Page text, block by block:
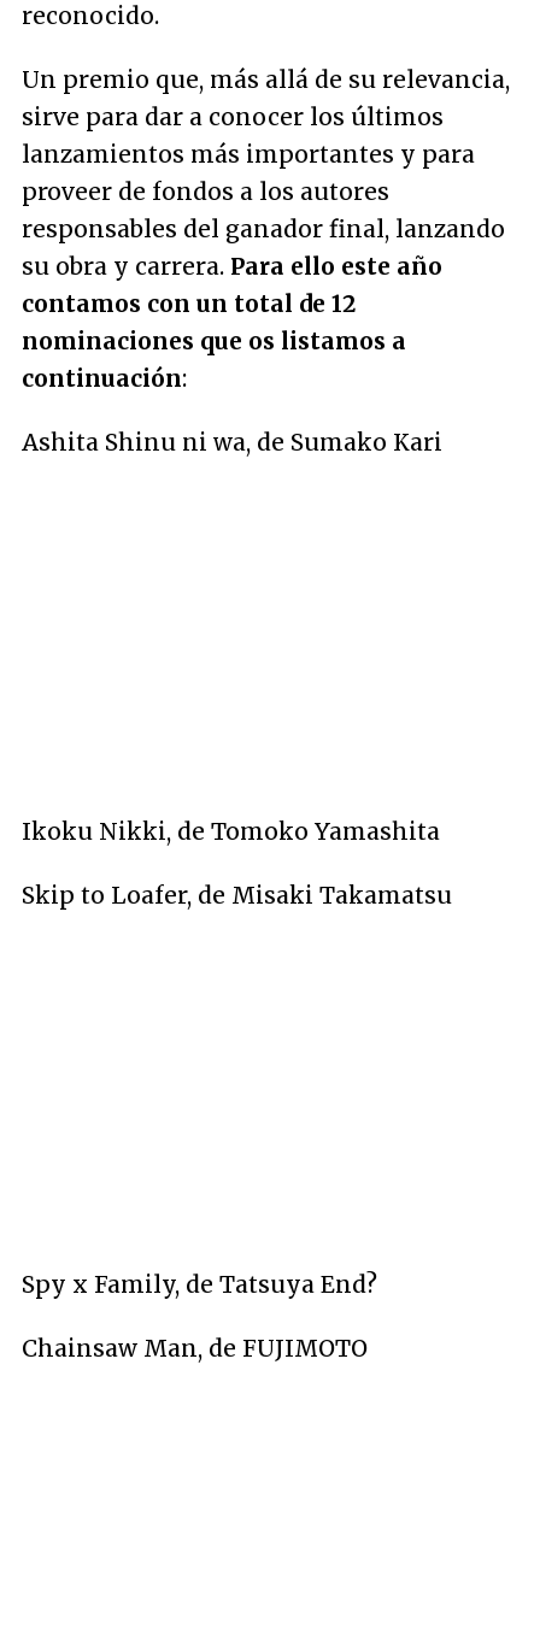
reconocido.
Un premio que, más allá de su relevancia,
sirve para dar a conocer los últimos
lanzamientos más importantes y para
proveer de fondos a los autores
responsables del ganador final, lanzando
su obra y carrera. Para ello este año
contamos con un total de 12
nominaciones que os listamos a
continuación:
Ashita Shinu ni wa, de Sumako Kari
Ikoku Nikki, de Tomoko Yamashita
Skip to Loafer, de Misaki Takamatsu
Spy x Family, de Tatsuya End?
Chainsaw Man, de FUJIMOTO